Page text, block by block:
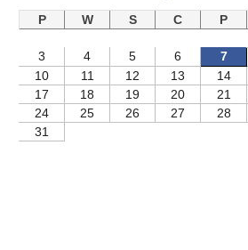
P
W S C P
3
4 5 6 7
10
11 12 13 14
17
18 19 20 21
24
25 26 27 28
31